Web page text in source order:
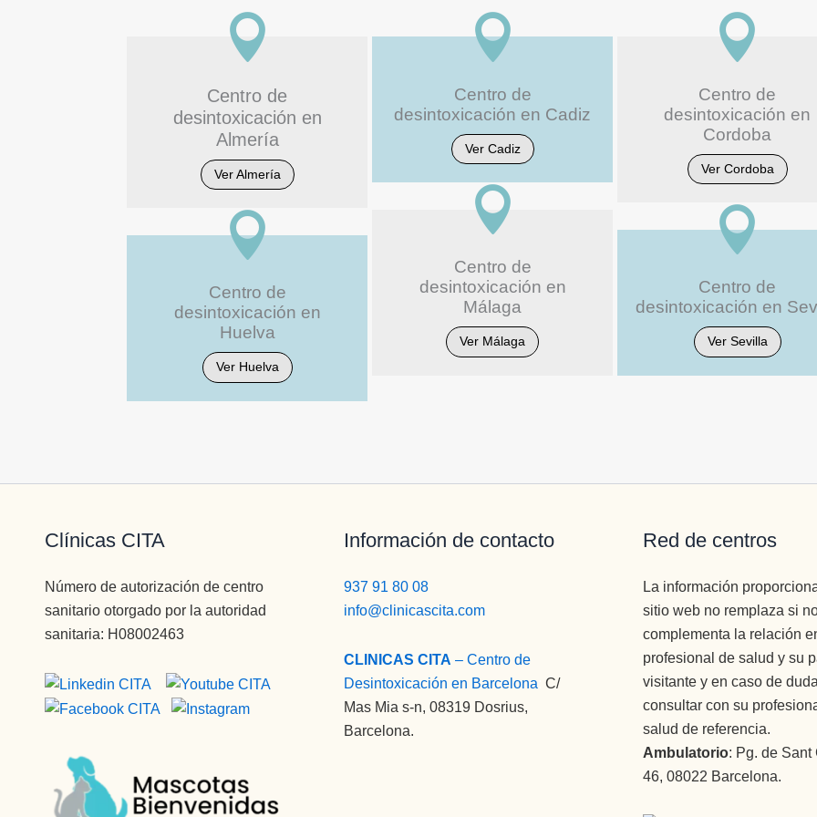

Centro de
desintoxicación en
Almería
Ver Almería

Centro de
desintoxicación en
Huelva
Ver Huelva

Centro de
desintoxicación en Cadiz
Ver Cadiz

Centro de
desintoxicación en
Málaga
Ver Málaga

Centro de
desintoxicación en
Cordoba
Ver Cordoba

Centro de
desintoxicación en
Ver Sevilla
Clínicas CITA
Número de autorización de centro
sanitario otorgado por la autoridad
sanitaria: H08002463
Información de contacto
937 91 80 08
info@clinicascita.com
CLINICAS CITA – Centro de
Desintoxicación en Barcelona C/
Mas Mia s-n, 08319 Dosrius,
Barcelona.
Red de centros
La información
sitio web no remplaza si
complementa la relación
profesional de salud y su
visitante y en caso de
consultar con su
salud de referencia.
Ambulatorio: Pg. de Sant
46, 08022 Barcelona.